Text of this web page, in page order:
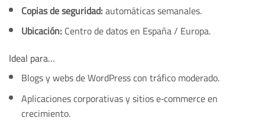
Copias de seguridad:automáticas semanales.
Ubicación: Centro de datos en España / Europa.
Ideal para…
Blogs y webs de WordPress con tráfico moderado.
Aplicaciones corporativas y sitios e‑commerce en
crecimiento.